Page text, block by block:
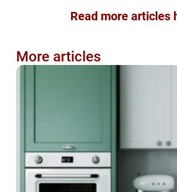
Read more articles
More articles